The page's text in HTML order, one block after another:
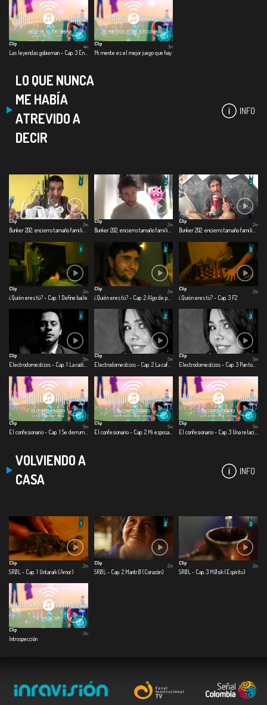
Clip
4m
Clip
Mi mente es el mejor juego que hay
3m
LO QUE NUNCA
ME HABÍA
ATREVIDO A
DECIR
INFO
Clip
2m
Clip
Bunker 202: encierro tamaño familiar - Cap. 2 Día 60
2m
Clip
2m
Clip
¿Quién eres tú? - Cap. 1 Define baile
2m
Clip
¿Quién eres tú? - Cap. 2 Algo de perspectiva
2m
Clip
¿Quién eres tú? - Cap. 3 F2
2m
Clip
Electrodomestizos - Cap. 1 La radio me salvo la hijuepuerca vida
5m
Clip
Electrodomestizos - Cap. 2 La cafetera del amor
5m
Clip
Electrodomestizos - Cap. 3 Pan tostado para toda la cuerentena
5m
Clip
5m
Clip
El confesionario - Cap. 2 Mi esposa muere en cuarentena
5m
Clip
5m
VOLVIENDO A
CASA
INFO
Clip
SRØL - Cap. 1 Untaraik (Amor)
2m
Clip
SRØL - Cap. 2 MantrØ (Corazón)
2m
Clip
SRØL - Cap. 3 MØsik (Espíritu)
2m
Clip
Introspección
2m